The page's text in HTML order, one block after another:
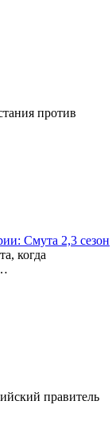
против
Смута 2,3 сезон
когда
правитель